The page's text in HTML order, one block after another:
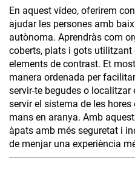
En aquest vídeo, oferirem
ajudar les persones amb
autònoma. Aprendràs com
coberts, plats i gots utilitzant
elements de contrast. Et
manera ordenada per
servir-te begudes o
servir el sistema de les
mans en aranya. Amb
àpats amb més seguretat i
de menjar una experiència